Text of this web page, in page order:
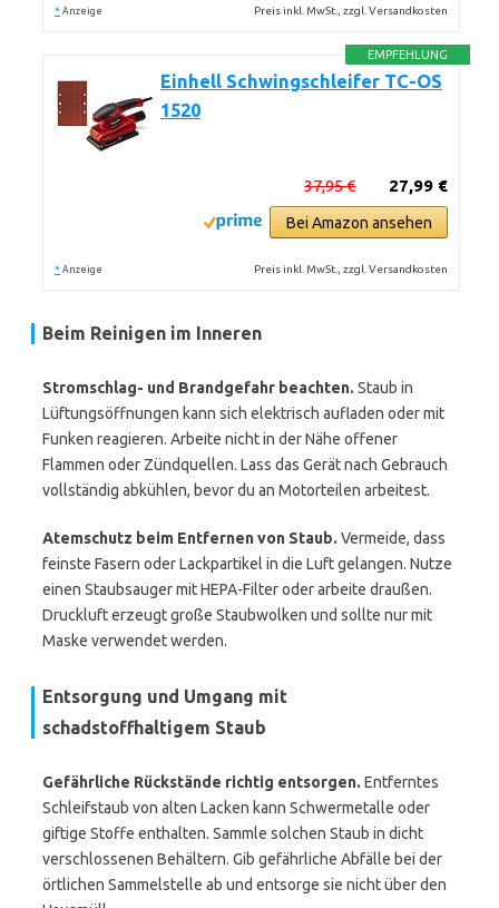
* Anzeige Preis inkl. MwSt., zzgl. Versandkosten
EMPFEHLUNG
Einhell Schwingschleifer TC-OS
1520
27,99 €
37,95 €
Bei Amazon ansehen
* Anzeige Preis inkl. MwSt., zzgl. Versandkosten
Beim Reinigen im Inneren
Stromschlag- und Brandgefahr beachten. Staub in
Lüftungsöffnungen kann sich elektrisch aufladen oder mit
Funken reagieren. Arbeite nicht in der Nähe offener
Flammen oder Zündquellen. Lass das Gerät nach Gebrauch
vollständig abkühlen, bevor du an Motorteilen arbeitest.
Atemschutz beim Entfernen von Staub. Vermeide, dass
feinste Fasern oder Lackpartikel in die Luft gelangen. Nutze
einen Staubsauger mit HEPA-Filter oder arbeite draußen.
Druckluft erzeugt große Staubwolken und sollte nur mit
Maske verwendet werden.
Entsorgung und Umgang mit
schadstoffhaltigem Staub
Gefährliche Rückstände richtig entsorgen. Entferntes
Schleifstaub von alten Lacken kann Schwermetalle oder
giftige Stoffe enthalten. Sammle solchen Staub in dicht
verschlossenen Behältern. Gib gefährliche Abfälle bei der
örtlichen Sammelstelle ab und entsorge sie nicht über den